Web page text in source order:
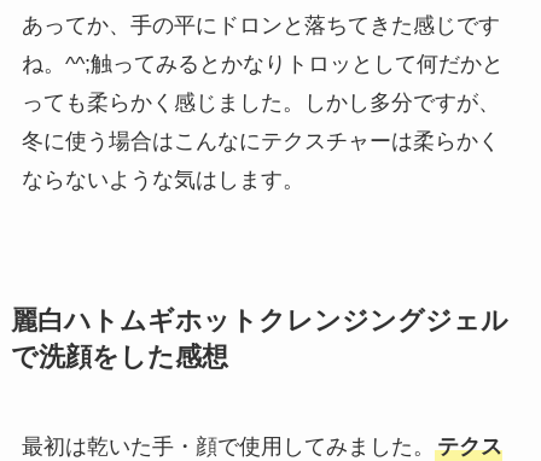
あってか、手の平にドロンと落ちてきた感じです
ね。^^;触ってみるとかなりトロッとして何だかと
っても柔らかく感じました。しかし多分ですが、
冬に使う場合はこんなにテクスチャーは柔らかく
ならないような気はします。
麗白ハトムギホットクレンジングジェル
で洗顔をした感想
最初は乾いた手・顔で使用してみました。 テクス